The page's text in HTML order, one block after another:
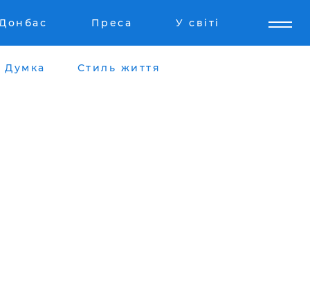
Преса У світі
Думка Стиль життя